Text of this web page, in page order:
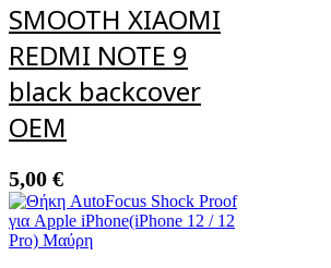
SMOOTH XIAOMI
REDMI NOTE 9
black backcover
OEM
5,00 €